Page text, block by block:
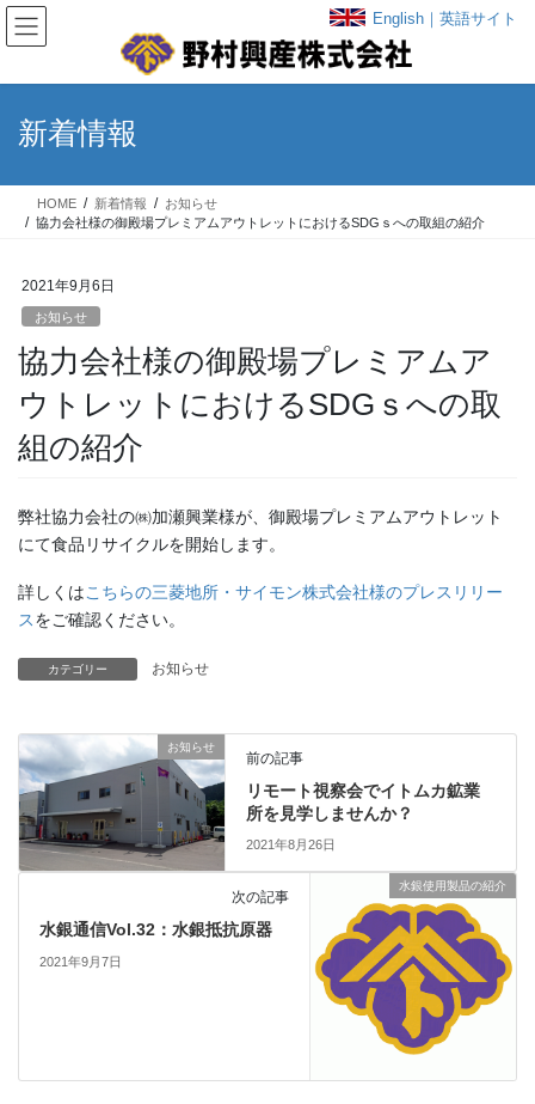
コ
ン
ン
キ
ナ
ビ
ー
に
English｜英語サイト
新着情報
HOME 新着情報
お知らせ
協力会社様の御殿場プレミアムアウトレットにおけるSDGｓへの取組の紹介
2021年9月6日
お知らせ
協力会社様の御殿場プレミアムア
ウトレットにおけるSDGｓへの取
組の紹介
弊社協力会社の㈱加瀬興業様が、御殿場プレミアムアウトレット
にて食品リサイクルを開始します。
詳しくはこちらの三菱地所・サイモン株式会社様のプレスリリー
スをご確認ください。
カテゴリー お知らせ
お知らせ
前の記事
リモート視察会でイトムカ鉱業
所を見学しませんか？
2021年8月26日
水銀使用製品の紹介
次の記事
水銀通信Vol.32：水銀抵抗原器
2021年9月7日